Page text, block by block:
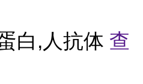
白,人抗体 查